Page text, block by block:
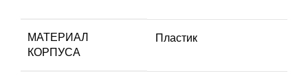
МАТЕРИАЛ
КОРПУСА
Пластик